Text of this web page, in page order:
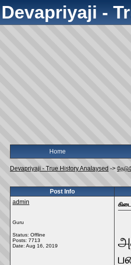
Devapriyaji -
Home
Devapriyaji - True History Analaysed ->
Post Info
admin
Guru
Status: Offline
Posts: 7713
Date: Aug 16, 2019